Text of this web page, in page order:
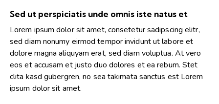
Sed ut perspiciatis unde omnis iste natus et
Lorem ipsum dolor sit amet, consetetur sadipscing elitr,
sed diam nonumy eirmod tempor invidunt ut labore et
dolore magna aliquyam erat, sed diam voluptua. At vero
eos et accusam et justo duo dolores et ea rebum. Stet
clita kasd gubergren, no sea takimata sanctus est Lorem
ipsum dolor sit amet.